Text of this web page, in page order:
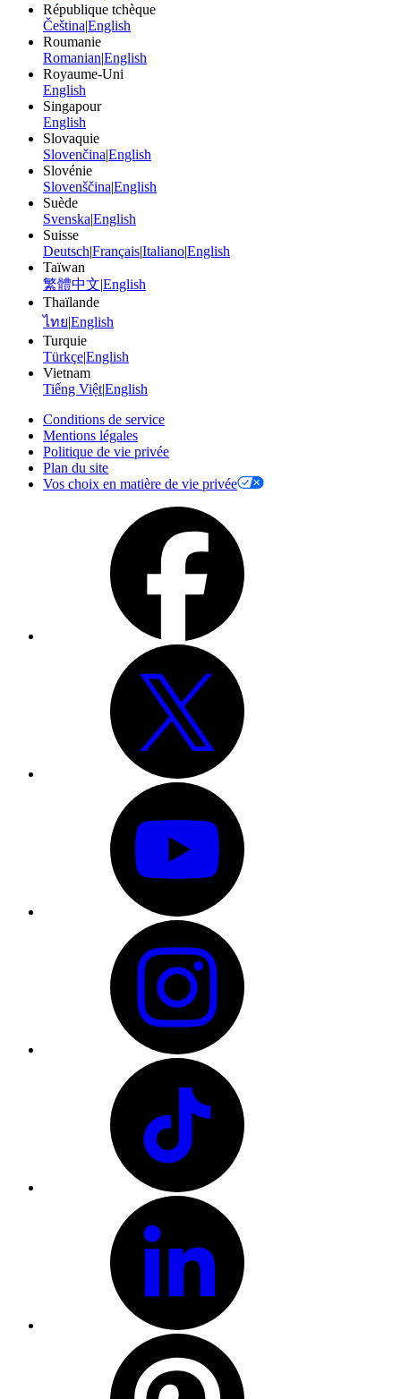
République tchèque
Čeština|English
Roumanie
Romanian|English
Royaume-Uni
English
Singapour
English
Slovaquie
Slovenčina|English
Slovénie
Slovenščina|English
Suède
Svenska|English
Suisse
Deutsch|Français|Italiano|English
Taïwan
繁體中文|English
Thaïlande
ไทย|English
Turquie
Türkçe|English
Vietnam
Tiếng Việt|English
Conditions de service
Mentions légales
Politique de vie privée
Plan du site
Vos choix en matière de vie privée